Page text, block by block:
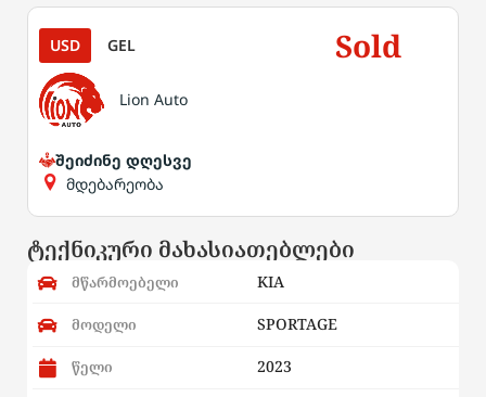
USD GEL Sold
Lion Auto
შეიძინე დღესვე
მდებარეობა
ტექნიკური მახასიათებლები
მწარმოებელი KIA
მოდელი SPORTAGE
წელი 2023